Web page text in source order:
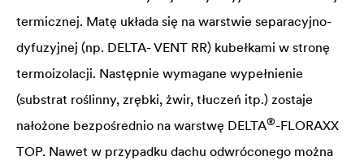
termicznej. Matę układa się na warstwie separacyjno-
dyfuzyjnej (np. DELTA- VENT RR) kubełkami w stronę
termoizolacji. Następnie wymagane wypełnienie
(substrat roślinny, zrębki, żwir, tłuczeń itp.) zostaje
nałożone bezpośrednio na warstwę DELTA®-FLORAXX
TOP. Nawet w przypadku dachu odwróconego można